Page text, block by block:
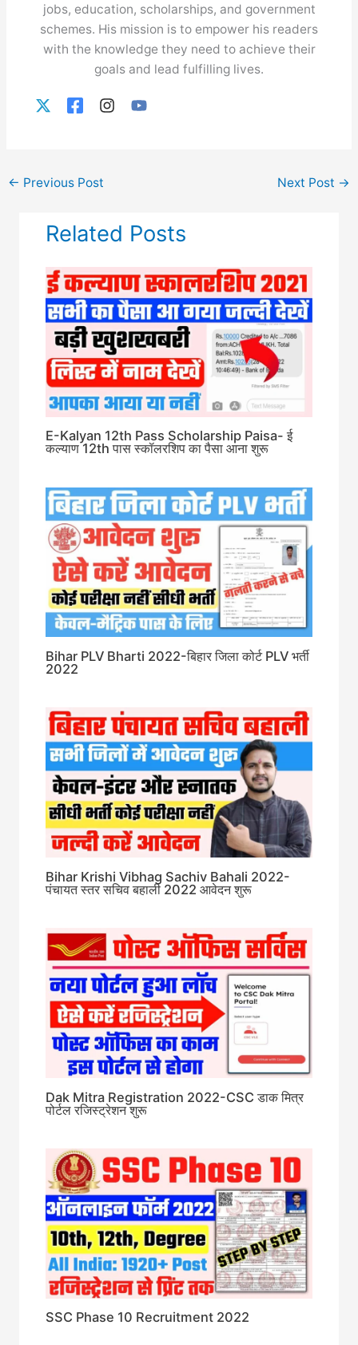
jobs, education, scholarships, and government
schemes. His mission is to empower his readers
with the knowledge they need to achieve their
goals and lead fulfilling lives.
← Previous Post Next Post →
Related Posts
E-Kalyan 12th Pass Scholarship Paisa- ई
कल्याण 12th पास स्कॉलरशिप का पैसा आना शुरू
Bihar PLV Bharti 2022-बिहार जिला कोर्ट PLV भर्ती
2022
Bihar Krishi Vibhag Sachiv Bahali 2022-
पंचायत स्तर सचिव बहाली 2022 आवेदन शुरू
Dak Mitra Registration 2022-CSC डाक मित्र
पोर्टल रजिस्ट्रेशन शुरू
SSC Phase 10 Recruitment 2022